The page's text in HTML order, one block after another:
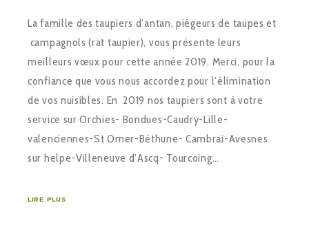
La famille des taupiers d’antan, piégeurs de taupes et
campagnols (rat taupier), vous présente leurs
meilleurs vœux pour cette année 2019. Merci, pour la
confiance que vous nous accordez pour l’élimination
de vos nuisibles. En 2019 nos taupiers sont à votre
service sur Orchies- Bondues-Caudry-Lille-
valenciennes-St Omer-Béthune- Cambrai-Avesnes
sur helpe-Villeneuve d’Ascq- Tourcoing…
LIRE PLUS